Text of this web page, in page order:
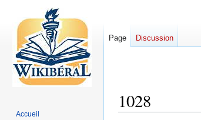
1028
Page Discussion
Accueil